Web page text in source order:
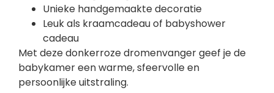
Unieke handgemaakte decoratie
Leuk als kraamcadeau of babyshower
cadeau
Met deze donkerroze dromenvanger geef je de
babykamer een warme, sfeervolle en
persoonlijke uitstraling.